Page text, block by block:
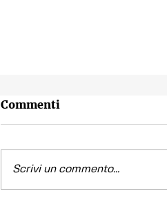
Commenti
Scrivi un commento...